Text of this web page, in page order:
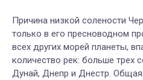
Причина низкой солености
только в его пресноводном
всех других морей планеты,
количество рек: больше трех
Дунай, Днепр и Днестр.